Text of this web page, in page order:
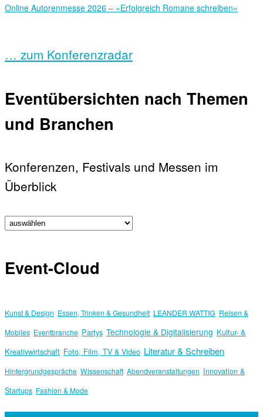
Online Autorenmesse 2026 – »Erfolgreich Romane schreiben«
… zum Konferenzradar
Eventübersichten nach Themen
und Branchen
Konferenzen, Festivals und Messen im
Überblick
Event-Cloud
Kunst & Design Essen, Trinken & Gesundheit LEANDER WATTIG Reisen &
Mobiles Eventbranche Partys Technologie & Digitalisierung Kultur- &
Kreativwirtschaft Foto, Film, TV & Video Literatur & Schreiben
Hintergrundgespräche Wissenschaft Abendveranstaltungen Innovation &
Startups Fashion & Mode